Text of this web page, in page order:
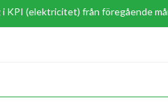
i KPI (elektricitet) från föregående